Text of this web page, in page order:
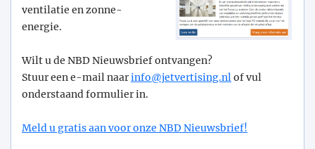
ventilatie en zonne-
energie.
Wilt u de NBD Nieuwsbrief ontvangen?
Stuur een e-mail naarinfo@­jetvertising.nlof vul
onderstaand formulier in.
Meld u gratis aan voor onze NBD Nieuwsbrief!